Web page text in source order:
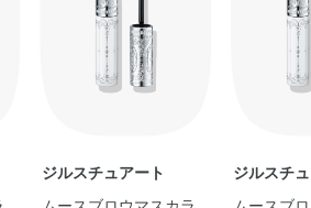
eri
ジルスチュアート
ジルスチ